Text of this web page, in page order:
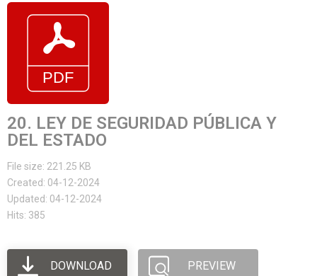
20. LEY DE SEGURIDAD PÚBLICA Y
DEL ESTADO
File size: 221.25 KB
Created: 04-12-2024
Updated: 04-12-2024
Hits: 385
DOWNLOAD PREVIEW